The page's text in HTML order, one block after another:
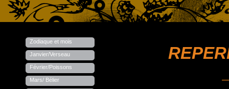
Zodiaque et mois
Janvier/Verseau
Février/Poissons
Mars/ Bélier